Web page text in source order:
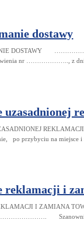
dostawy
DOSTAWY
nr ……………….., z
uzasadnionej
po przybyciu na miejsce i
reklamacji i
I
Szanowni